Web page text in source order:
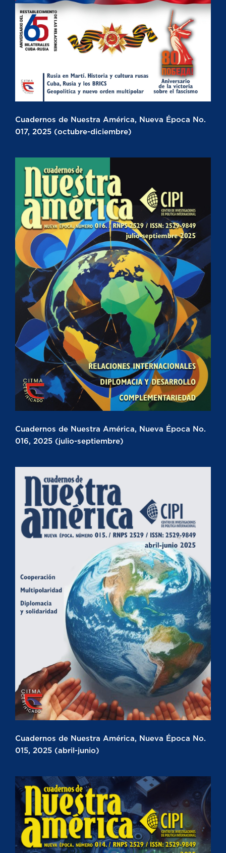
Cuadernos de Nuestra América, Nueva Época No.
017, 2025 (octubre-diciembre)
Cuadernos de Nuestra América, Nueva Época No.
016, 2025 (julio-septiembre)
Cuadernos de Nuestra América, Nueva Época No.
015, 2025 (abril-junio)